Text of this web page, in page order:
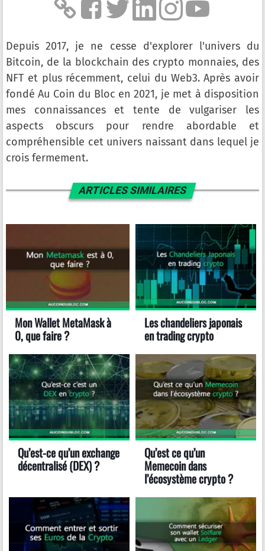
Depuis 2017, je ne cesse d'explorer l'univers du
Bitcoin, de la blockchain des crypto monnaies, des
NFT et plus récemment, celui du Web3. Après avoir
fondé Au Coin du Bloc en 2021, je met à disposition
mes connaissances et tente de vulgariser les
aspects obscurs pour rendre abordable et
compréhensible cet univers naissant dans lequel je
crois fermement.
ARTICLES SIMILAIRES
Mon Wallet MetaMask à
0, que faire ?
Les chandeliers japonais
en trading crypto
Qu’est-ce qu’un exchange
décentralisé (DEX) ?
Qu’est ce qu’un
Memecoin dans
l’écosystème crypto ?